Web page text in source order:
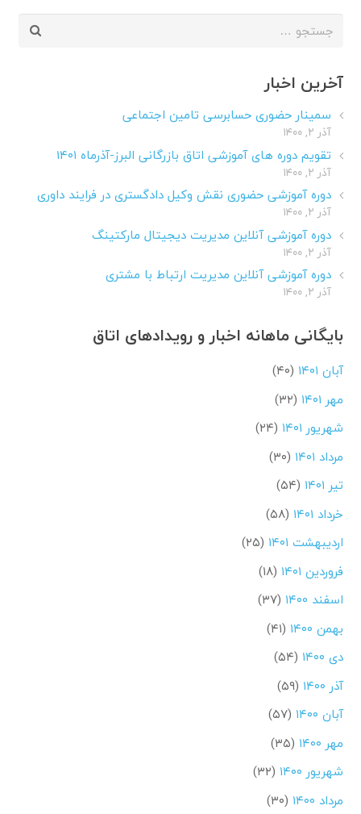
جستجو
آخرین اخبار
سمینار حضوری حسابرسی تامین اجتماعی
آذر ۲, ۱۴۰۰
تقویم دوره های آموزشی اتاق بازرگانی البرز-آذرماه ۱۴۰۱
آذر ۲, ۱۴۰۰
دوره آموزشی حضوری نقش وکیل دادگستری در فرایند داوری
آذر ۲, ۱۴۰۰
دوره آموزشی آنلاین مدیریت دیجیتال مارکتینگ
آذر ۲, ۱۴۰۰
دوره آموزشی آنلاین مدیریت ارتباط با مشتری
آذر ۲, ۱۴۰۰
بایگانی ماهانه اخبار و رویدادهای اتاق
آبان ۱۴۰۱
(۴۰)
مهر ۱۴۰۱
(۳۲)
شهریور ۱۴۰۱
(۲۴)
مرداد ۱۴۰۱
(۳۰)
تیر ۱۴۰۱
(۵۴)
خرداد ۱۴۰۱
(۵۸)
اردیبهشت ۱۴۰۱
(۲۵)
فروردین ۱۴۰۱
(۱۸)
اسفند ۱۴۰۰
(۳۷)
بهمن ۱۴۰۰
(۴۱)
دی ۱۴۰۰
(۵۴)
آذر ۱۴۰۰
(۵۹)
آبان ۱۴۰۰
(۵۷)
مهر ۱۴۰۰
(۳۵)
شهریور ۱۴۰۰
(۳۲)
مرداد ۱۴۰۰
(۳۰)